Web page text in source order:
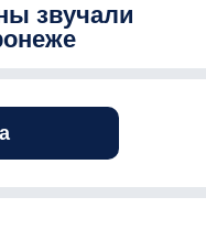
звучали